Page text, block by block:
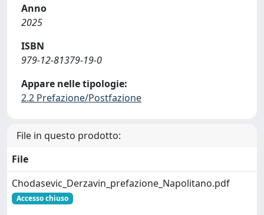
Anno
2025
ISBN
979-12-81379-19-0
Appare nelle tipologie:
2.2 Prefazione/Postfazione
File in questo prodotto:
File
Chodasevic_Derzavin_prefazione_Napolitano.pdf
Accesso chiuso